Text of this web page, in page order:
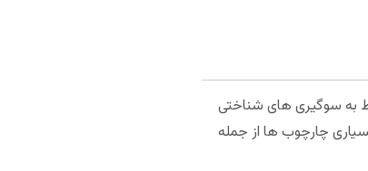
به سوگیری های شناختی
چارچوب ها از جمله